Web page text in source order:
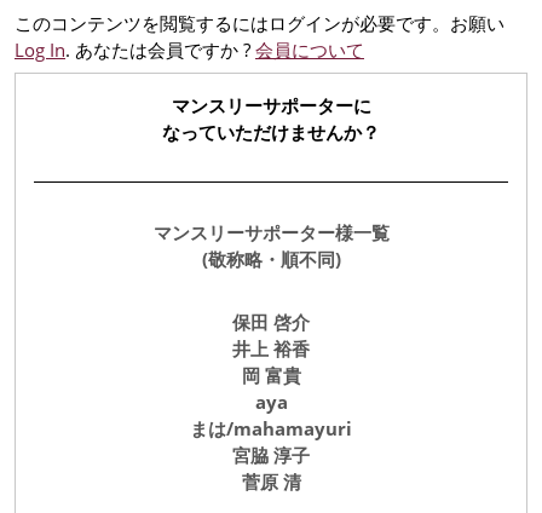
このコンテンツを閲覧するにはログインが必要です。お願い
Log In. あなたは会員ですか ? 会員について
マンスリーサポーターに
なっていただけませんか？
マンスリーサポーター様一覧
(敬称略・順不同)
保田 啓介
井上 裕香
岡 富貴
aya
まは/mahamayuri
宮脇 淳子
菅原 清